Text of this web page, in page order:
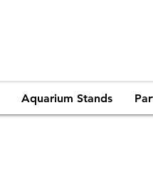
Aquarium Stands